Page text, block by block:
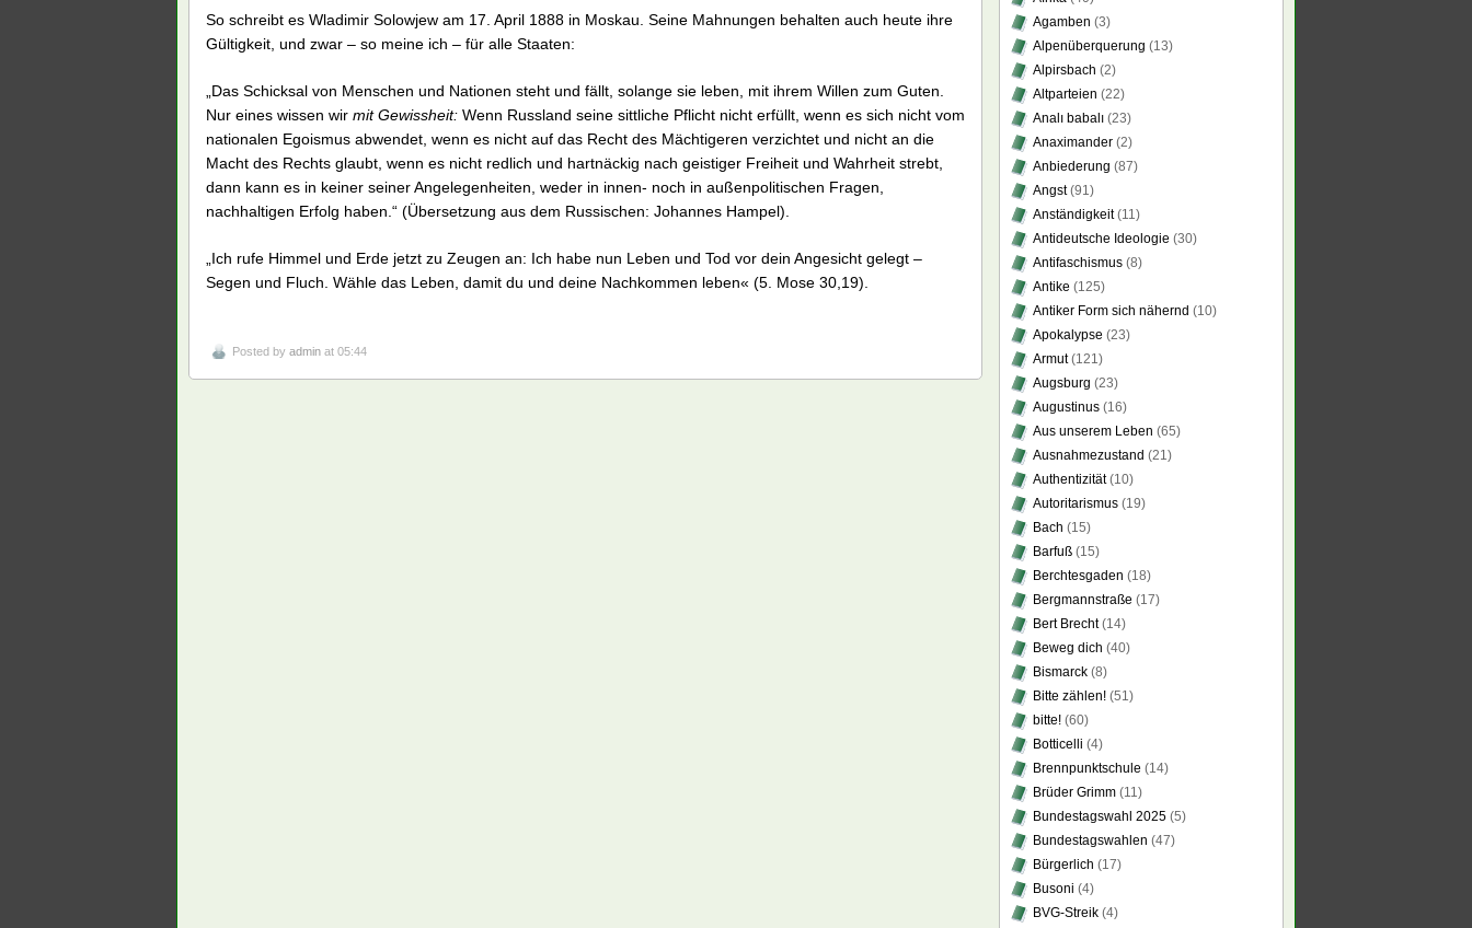
So schreibt es Wladimir Solowjew am 17. April 1888 in Moskau. Seine Mahnungen behalten auch heute ihre
Gültigkeit, und zwar – so meine ich – für alle Staaten:
„Das Schicksal von Menschen und Nationen steht und fällt, solange sie leben, mit ihrem Willen zum Guten.
Nur eines wissen wir mit Gewissheit: Wenn Russland seine sittliche Pflicht nicht erfüllt, wenn es sich nicht vom
nationalen Egoismus abwendet, wenn es nicht auf das Recht des Mächtigeren verzichtet und nicht an die
Macht des Rechts glaubt, wenn es nicht redlich und hartnäckig nach geistiger Freiheit und Wahrheit strebt,
dann kann es in keiner seiner Angelegenheiten, weder in innen- noch in außenpolitischen Fragen,
nachhaltigen Erfolg haben.“ (Übersetzung aus dem Russischen: Johannes Hampel).
„Ich rufe Himmel und Erde jetzt zu Zeugen an: Ich habe nun Leben und Tod vor dein Angesicht gelegt –
Segen und Fluch. Wähle das Leben, damit du und deine Nachkommen leben« (5. Mose 30,19).
Posted by admin at 05:44
Agamben (3)
Alpenüberquerung (13)
Alpirsbach (2)
Altparteien (22)
Analı babalı (23)
Anaximander (2)
Anbiederung (87)
Angst(91)
Anständigkeit(11)
Antideutsche Ideologie (30)
Antifaschismus (8)
Antike (125)
Antiker Form sich nähernd (10)
Apokalypse (23)
Armut(121)
Augsburg (23)
Augustinus (16)
Aus unserem Leben (65)
Ausnahmezustand (21)
Authentizität(10)
Autoritarismus (19)
Bach (15)
Barfuß (15)
Berchtesgaden (18)
Bergmannstraße (17)
Bert Brecht(14)
Beweg dich (40)
Bismarck (8)
Bitte zählen! (51)
bitte! (60)
Botticelli (4)
Brennpunktschule (14)
Brüder Grimm (11)
Bundestagswahl 2025 (5)
Bundestagswahlen (47)
Bürgerlich (17)
Busoni (4)
BVG-Streik (4)